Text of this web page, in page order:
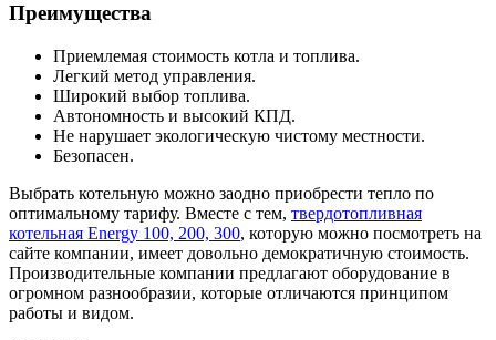
Преимущества
Приемлемая стоимость котла и топлива.
Легкий метод управления.
Широкий выбор топлива.
Автономность и высокий КПД.
Не нарушает экологическую чистому местности.
Безопасен.
Выбрать котельную можно заодно приобрести тепло по
оптимальному тарифу. Вместе с тем, твердотопливная
котельная Energy 100, 200, 300, которую можно посмотреть на
сайте компании, имеет довольно демократичную стоимость.
Производительные компании предлагают оборудование в
огромном разнообразии, которые отличаются принципом
работы и видом.